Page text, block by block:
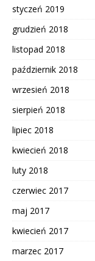
styczeń 2019
grudzień 2018
listopad 2018
październik 2018
wrzesień 2018
sierpień 2018
lipiec 2018
kwiecień 2018
luty 2018
czerwiec 2017
maj 2017
kwiecień 2017
marzec 2017